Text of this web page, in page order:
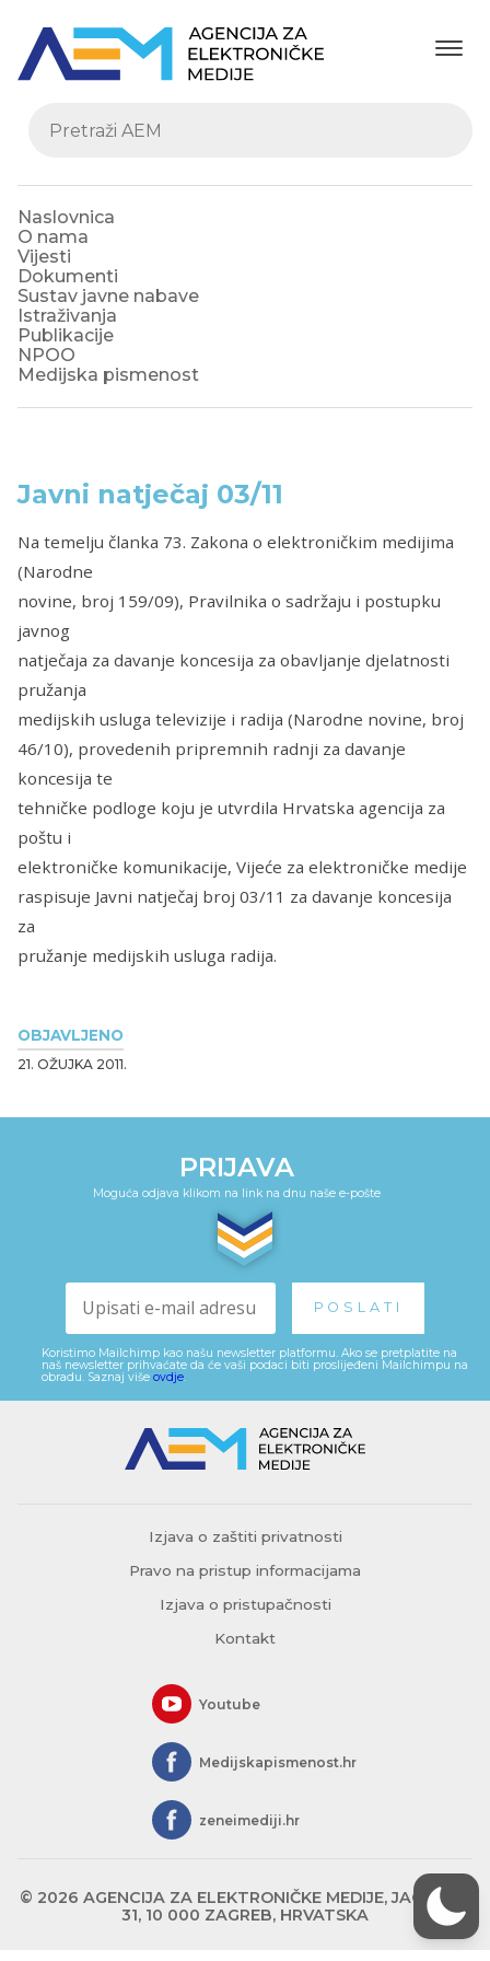
Naslovnica
O nama
Vijesti
Dokumenti
Sustav javne nabave
Istraživanja
Publikacije
NPOO
Medijska pismenost
OBJAVLJENO
21. OŽUJKA 2011.
Javni natječaj 03/11
Na temelju članka 73. Zakona o elektroničkim medijima
(Narodne
novine, broj 159/09), Pravilnika o sadržaju i postupku
javnog
natječaja za davanje koncesija za obavljanje djelatnosti
pružanja
medijskih usluga televizije i radija (Narodne novine, broj
46/10), provedenih pripremnih radnji za davanje
koncesija te
tehničke podloge koju je utvrdila Hrvatska agencija za
poštu i
elektroničke komunikacije, Vijeće za elektroničke medije
raspisuje Javni natječaj broj 03/11 za davanje koncesija
za
pružanje medijskih usluga radija.
PRIJAVA
Moguća odjava klikom na link na dnu naše e-pošte
Koristimo Mailchimp kao našu newsletter platformu. Ako se pretplatite na
naš newsletter prihvaćate da će vaši podaci biti proslijeđeni Mailchimpu na
obradu. Saznaj više ovdje
Izjava o zaštiti privatnosti
Pravo na pristup informacijama
Izjava o pristupačnosti
Kontakt
Youtube
Medijskapismenost.hr
zeneimediji.hr
© 2026 AGENCIJA ZA ELEKTRONIČKE MEDIJE, JAGIĆEVA
31, 10 000 ZAGREB, HRVATSKA